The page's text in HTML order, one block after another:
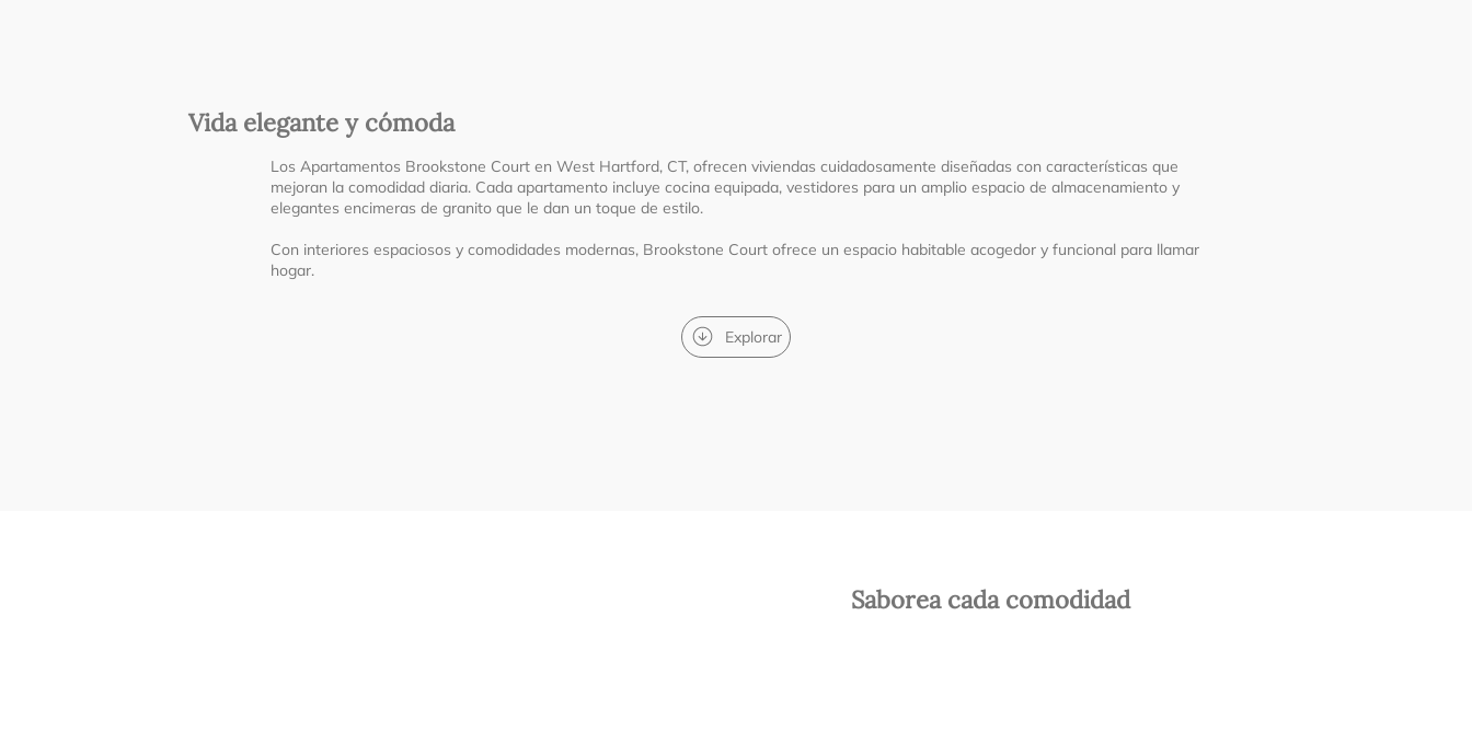
Vida elegante y cómoda
Los Apartamentos Brookstone Court en West Hartford, CT, ofrecen viviendas cuidadosamente diseñadas con características que
mejoran la comodidad diaria. Cada apartamento incluye cocina equipada, vestidores para un amplio espacio de almacenamiento y
elegantes encimeras de granito que le dan un toque de estilo.
Con interiores espaciosos y comodidades modernas, Brookstone Court ofrece un espacio habitable acogedor y funcional para llamar
hogar.
Explorar
Saborea cada comodidad